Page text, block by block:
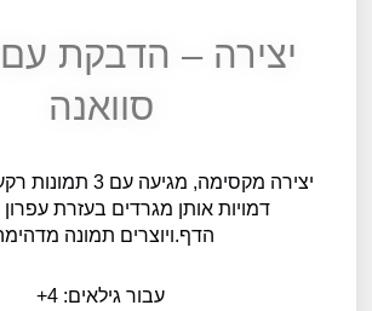
יצירה – הדבקת עם
סוואנה
דמויות אותן מגרדים בעזרת
הדף.ויוצרים תמונה
עבור גילאים: 4+